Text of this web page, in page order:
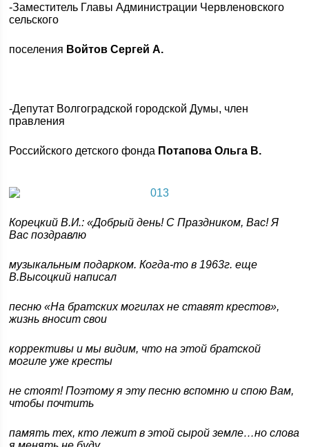
-Заместитель Главы Администрации Червленовского
сельского
поселения Войтов Сергей А.
-Депутат Волгоградской городской Думы, член
правления
Российского детского фонда Потапова Ольга В.
Корецкий В.И.: «Добрый день! С Праздником, Вас! Я
Вас поздравлю
музыкальным подарком. Когда-то в 1963г. еще
В.Высоцкий написал
песню «На братских могилах не ставят крестов»,
жизнь вносит свои
коррективы и мы видим, что на этой братской
могиле уже кресты
не стоят! Поэтому я эту песню вспомню и спою Вам,
чтобы почтить
память тех, кто лежит в этой сырой земле…но слова